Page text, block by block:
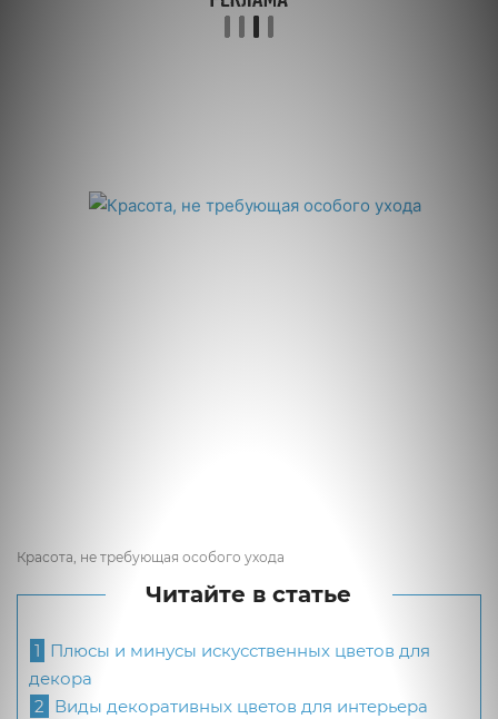
Красота, не требующая особого ухода
Читайте в статье
1 Плюсы и минусы искусственных цветов для
декора
2 Виды декоративных цветов для интерьера